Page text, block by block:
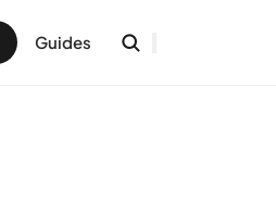
Guides